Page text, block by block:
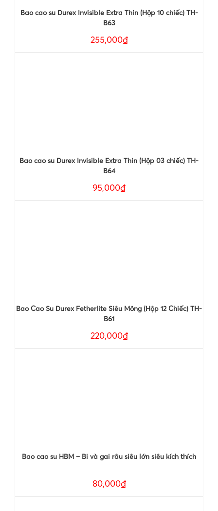
Bao cao su Durex Invisible Extra Thin (Hộp 10 chiếc) TH-
B63
255,000₫
Bao cao su Durex Invisible Extra Thin (Hộp 03 chiếc) TH-
B64
95,000₫
Bao Cao Su Durex Fetherlite Siêu Mỏng (Hộp 12 Chiếc) TH-
B61
220,000₫
Bao cao su HBM – Bi và gai râu siêu lớn siêu kích thích
80,000₫